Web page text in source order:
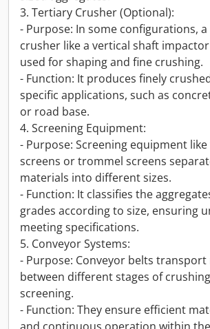
3. Tertiary Crusher (Optional):
- Purpose: In some configurations,
crusher like a vertical shaft impactor
used for shaping and fine crushing.
- Function: It produces finely
specific applications, such as
or road base.
4. Screening Equipment:
- Purpose: Screening equipment
screens or trommel screens
materials into different sizes.
- Function: It classifies the
grades according to size, ensuring
meeting specifications.
5. Conveyor Systems:
- Purpose: Conveyor belts transport
between different stages of
screening.
- Function: They ensure efficient